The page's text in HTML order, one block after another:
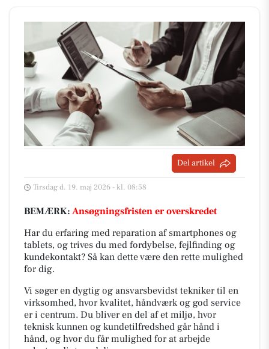
Del artikel
Tirsdag d. 19. maj 2026 - kl. 08:58
BEMÆRK: Ansøgningsfristen er overskredet
Har du erfaring med reparation af smartphones og
tablets, og trives du med fordybelse, fejlfinding og
kundekontakt? Så kan dette være den rette mulighed
for dig.
Vi søger en dygtig og ansvarsbevidst tekniker til en
virksomhed, hvor kvalitet, håndværk og god service
er i centrum. Du bliver en del af et miljø, hvor
teknisk kunnen og kundetilfredshed går hånd i
hånd, og hvor du får mulighed for at arbejde